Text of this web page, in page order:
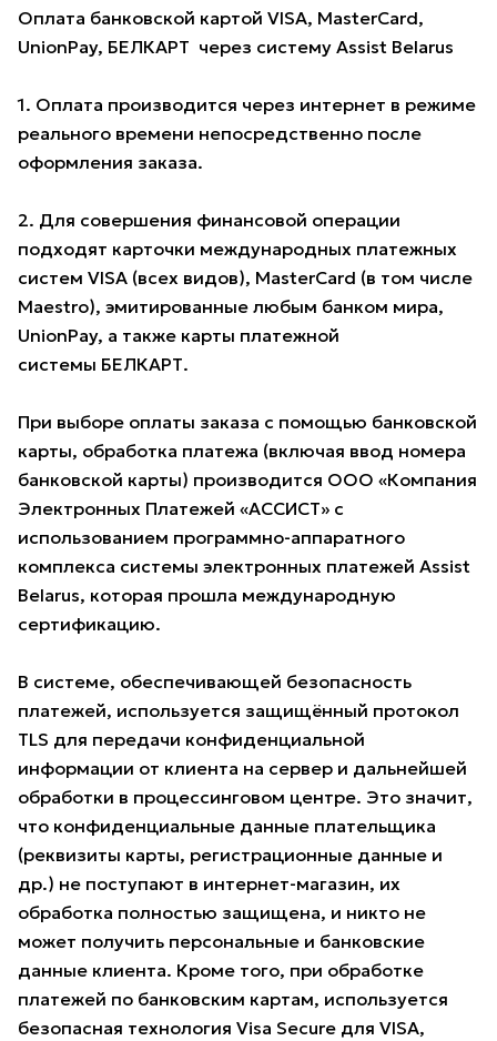
Оплата банковской картой VISA, MasterCard,
UnionPay, БЕЛКАРТ через систему Assist Belarus
1. Оплата производится через интернет в режиме
реального времени непосредственно после
оформления заказа.
2. Для совершения финансовой операции
подходят карточки международных платежных
систем VISA (всех видов), MasterCard (в том числе
Maestro), эмитированные любым банком мира,
UnionPay, а также карты платежной
системы БЕЛКАРТ.
При выборе оплаты заказа с помощью банковской
карты, обработка платежа (включая ввод номера
банковской карты) производится ООО «Компания
Электронных Платежей «АССИСТ» с
использованием программно-аппаратного
комплекса системы электронных платежей Assist
Belarus, которая прошла международную
сертификацию.
В системе, обеспечивающей безопасность
платежей, используется защищённый протокол
TLS для передачи конфиденциальной
информации от клиента на сервер и дальнейшей
обработки в процессинговом центре. Это значит,
что конфиденциальные данные плательщика
(реквизиты карты, регистрационные данные и
др.) не поступают в интернет-магазин, их
обработка полностью защищена, и никто не
может получить персональные и банковские
данные клиента. Кроме того, при обработке
платежей по банковским картам, используется
безопасная технология Visa Secure для VISA,